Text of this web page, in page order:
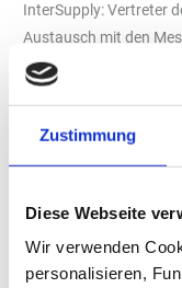
Zustimmung
Diese Webseite
Wir verwenden
personalisieren,
InterSupply: Vertreter
Austausch mit den
Impulse und Ideen für
spannende Inhalte
Sabine Loos, die
Unternehmensgruppe,
„Es ist uns eine